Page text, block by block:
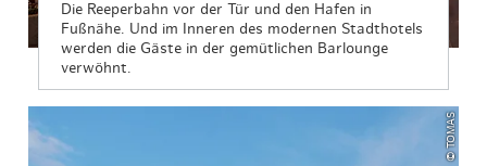
Die Reeperbahn vor der Tür und den Hafen in
Fußnähe. Und im Inneren des modernen Stadthotels
werden die Gäste in der gemütlichen Barlounge
verwöhnt.
© TOMAS